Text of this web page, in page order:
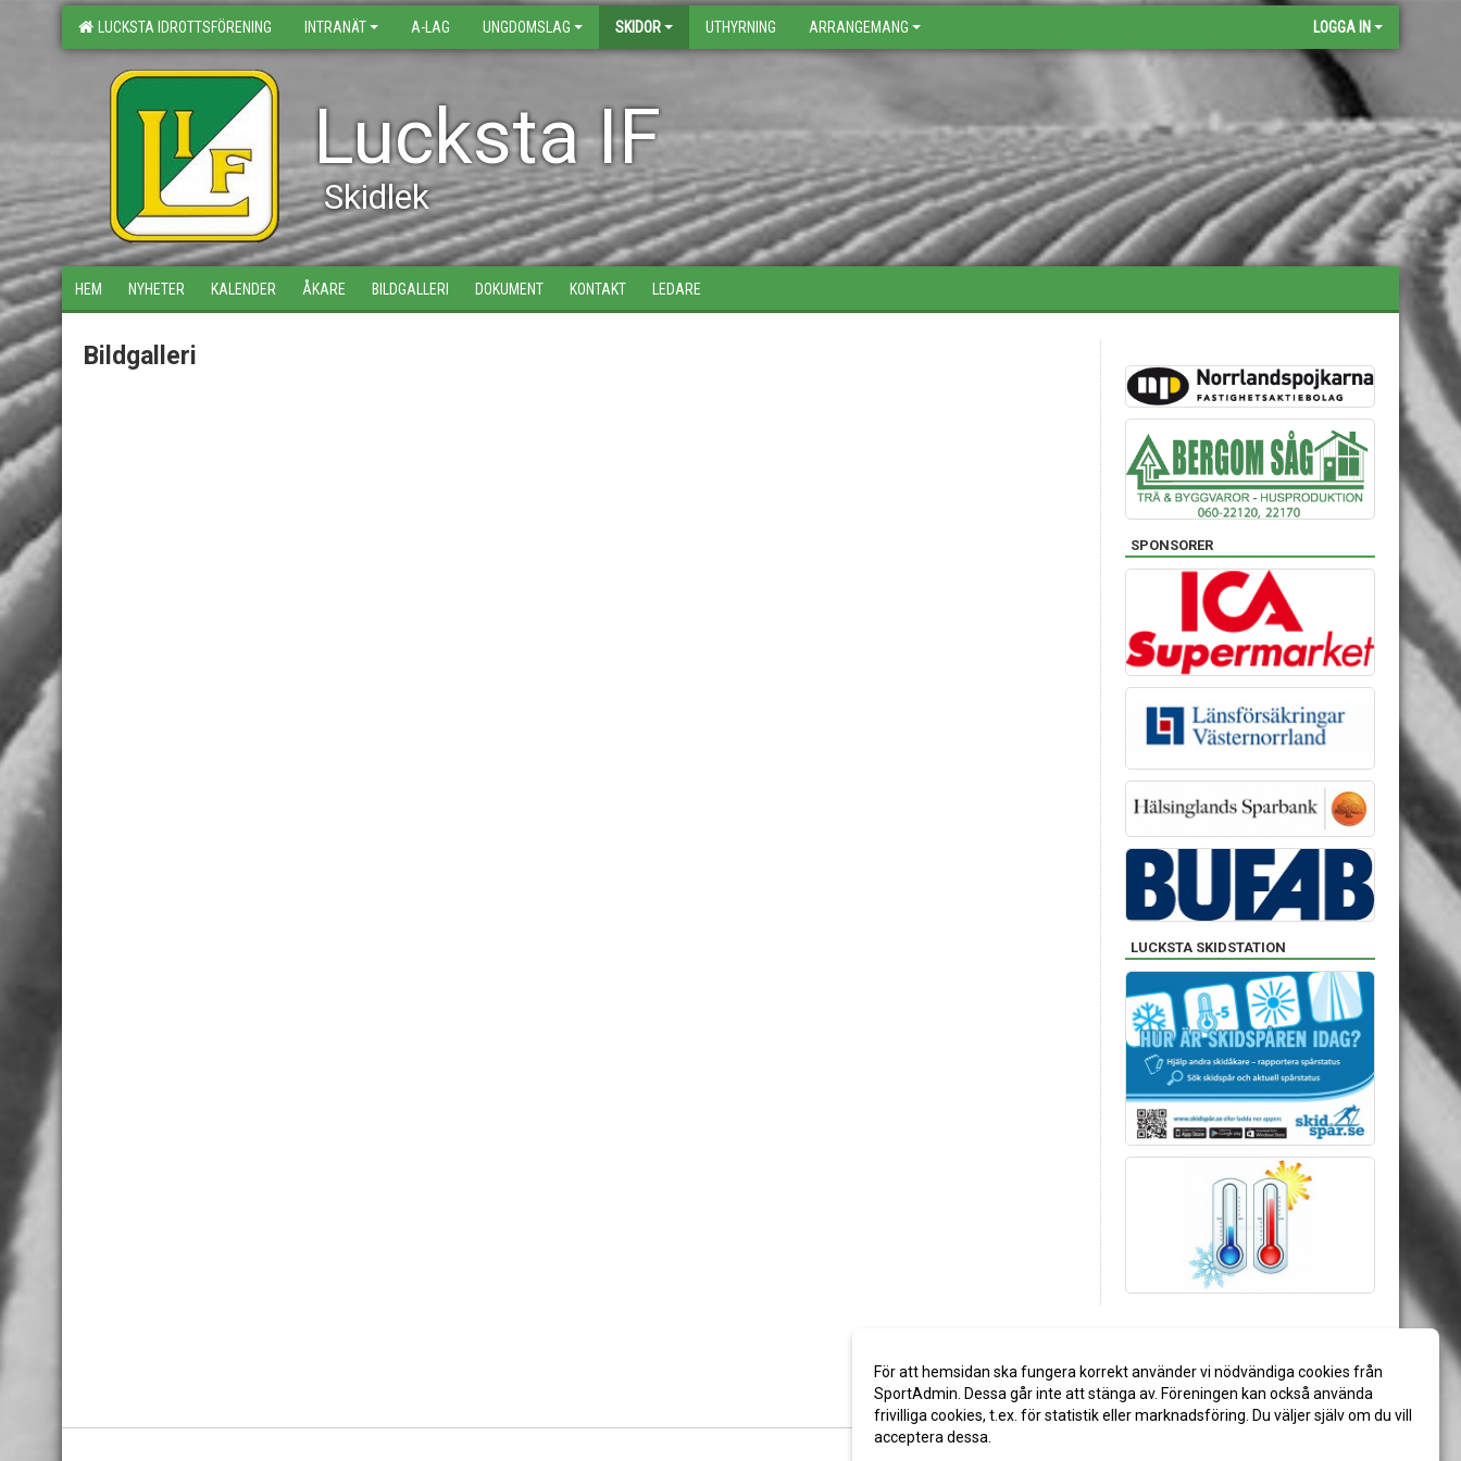
LUCKSTA IDROTTSFÖRENING INTRANÄT A-LAG UNGDOMSLAG SKIDOR UTHYRNING ARRANGEMANG LOGGA IN
Lucksta IF
Skidlek
HEM NYHETER KALENDER ÅKARE BILDGALLERI DOKUMENT KONTAKT LEDARE
Bildgalleri
SPONSORER
LUCKSTA SKIDSTATION
För att hemsidan ska fungera korrekt använder vi nödvändiga cookies från
SportAdmin. Dessa går inte att stänga av. Föreningen kan också använda
frivilliga cookies, t.ex. för statistik eller marknadsföring. Du väljer själv om du vill
acceptera dessa.